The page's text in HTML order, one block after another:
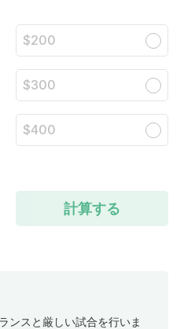
$200
$300
$400
計算する
ンスと厳しい試合を行いま